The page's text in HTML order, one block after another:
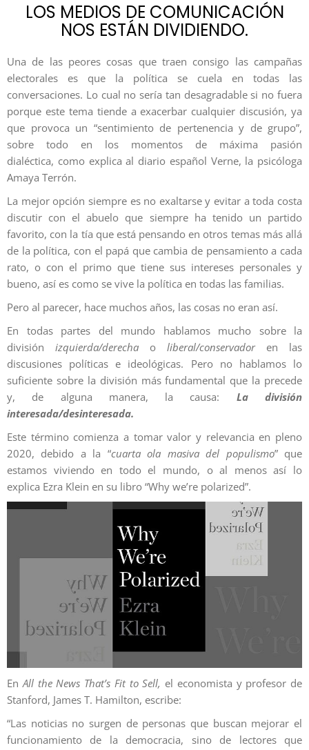
LOS MEDIOS DE COMUNICACIÓN
NOS ESTÁN DIVIDIENDO.
Una de las peores cosas que traen consigo las campañas
electorales es que la política se cuela en todas las
conversaciones. Lo cual no sería tan desagradable si no fuera
porque este tema tiende a exacerbar cualquier discusión, ya
que provoca un “sentimiento de pertenencia y de grupo”,
sobre todo en los momentos de máxima pasión
dialéctica, como explica al diario español Verne, la psicóloga
Amaya Terrón.
La mejor opción siempre es no exaltarse y evitar a toda costa
discutir con el abuelo que siempre ha tenido un partido
favorito, con la tía que está pensando en otros temas más allá
de la política, con el papá que cambia de pensamiento a cada
rato, o con el primo que tiene sus intereses personales y
bueno, así es como se vive la política en todas las familias.
Pero al parecer, hace muchos años, las cosas no eran así.
En todas partes del mundo hablamos mucho sobre la
división izquierda/derecha o liberal/conservadoren las
discusiones políticas e ideológicas. Pero no hablamos lo
suficiente sobre la división más fundamental que la precede
y, de alguna manera, la causa: La división
interesada/desinteresada.
Este término comienza a tomar valor y relevancia en pleno
2020, debido a la “cuarta ola masiva del populismo” que
estamos viviendo en todo el mundo, o al menos así lo
explica Ezra Klein en su libro “Why we’re polarized”.
En All the News That’s Fit to Sell, el economista y profesor de
Stanford, James T. Hamilton, escribe:
“Las noticias no surgen de personas que buscan mejorar el
funcionamiento de la democracia, sino de lectores que